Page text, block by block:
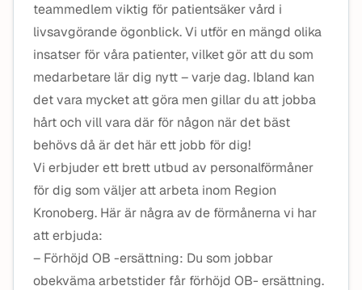
teammedlem viktig för patientsäker vård i
livsavgörande ögonblick. Vi utför en mängd olika
insatser för våra patienter, vilket gör att du som
medarbetare lär dig nytt – varje dag. Ibland kan
det vara mycket att göra men gillar du att jobba
hårt och vill vara där för någon när det bäst
behövs då är det här ett jobb för dig!
Vi erbjuder ett brett utbud av personalförmåner
för dig som väljer att arbeta inom Region
Kronoberg. Här är några av de förmånerna vi har
att erbjuda:
– Förhöjd OB -ersättning: Du som jobbar
obekväma arbetstider får förhöjd OB- ersättning.